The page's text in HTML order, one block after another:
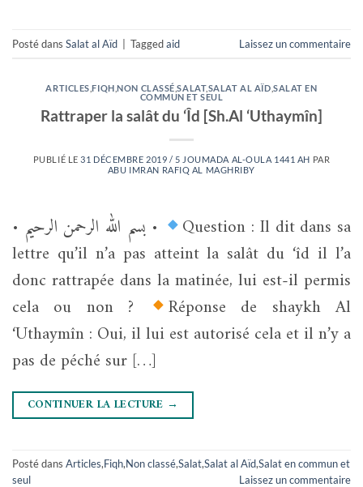
Posté dans Salat al Aïd Taggedaid Laissez un commentaire
ARTICLES ,FIQH ,NON CLASSÉ ,SALAT,SALAT AL AÏD ,SALAT EN
COMMUN ET SEUL
Rattraper la salât du ‘Îd [Sh.Al ‘Uthaymîn]
PUBLIÉ LE31 DÉCEMBRE 2019 / 5 JOUMADA AL-OULA 1441 AH PAR
ABU IMRAN RAFIQ AL MAGHRIBY
• بسم الله الرحمن الرحيم •
Question : Il dit dans sa
lettre qu’il n’a pas atteint la salât du ‘îd il l’a
donc rattrapée dans la matinée, lui est-il permis
cela ou non ?
Réponse de shaykh Al
‘Uthaymîn : Oui, il lui est autorisé cela et il n’y a
pas de péché sur […]
CONTINUER LA LECTURE →
Posté dans Articles,Fiqh,Non classé,Salat,Salat al Aïd,Salat en commun et
seul
Laissez un commentaire